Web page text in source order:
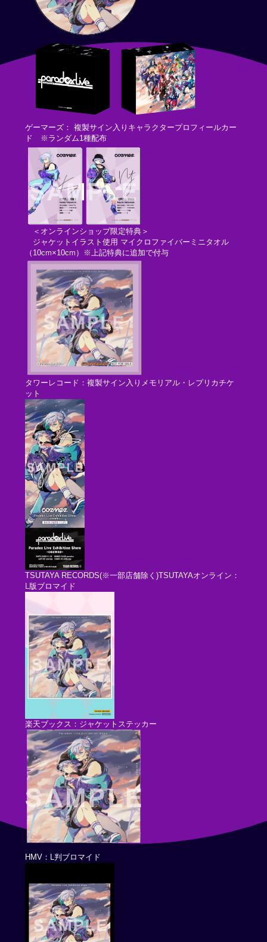
ゲーマーズ： 複製サイン入りキャラクタープロフィールカー
ド ※ランダム1種配布
＜オンラインショップ限定特典＞
ジャケットイラスト使用 マイクロファイバーミニタオル
（10cm×10cm）※上記特典に追加で付与
タワーレコード：複製サイン入りメモリアル・レプリカチケ
ット
TSUTAYA RECORDS(※一部店舗除く)TSUTAYAオンライン：
L版ブロマイド
楽天ブックス：ジャケットステッカー
HMV：L判ブロマイド